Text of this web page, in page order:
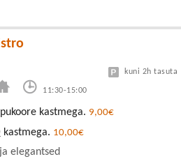
11:30-15:00
kuni 2h tasuta
kastmega. 9,00€
kastmega. 10,00€
elegantsed